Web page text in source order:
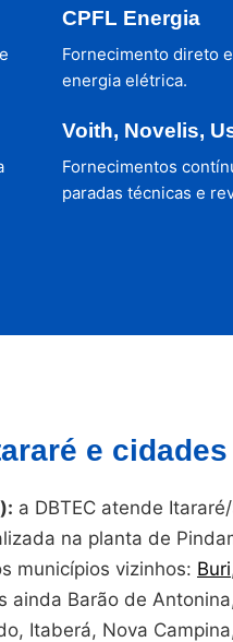
CPFL Energia
Fornecimento direto
energia elétrica.
Voith, Novelis,
Fornecimentos
paradas técnicas e
e
a DBTEC atende
na planta de
municípios vizinhos: Buri
ainda Barão de
Itaberá, Nova